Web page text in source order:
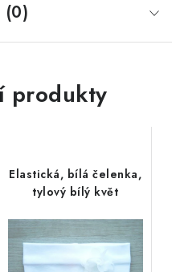
(0)
produkty
Elastická, bílá čelenka,
tylový bílý květ